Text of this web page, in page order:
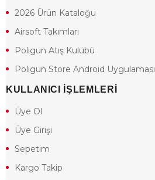
2026 Ürün Kataloğu
Airsoft Takımları
Poligun Atış Kulübü
Poligun Store Android Uygulaması
KULLANICI İŞLEMLERİ
Üye Ol
Üye Girişi
Sepetim
Kargo Takip